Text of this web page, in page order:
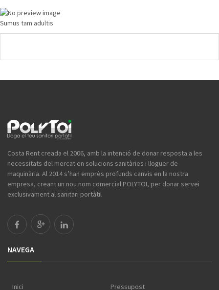
Sumus tam adultis
Costa Rent creada el 2006, amb la intenció de donar resposta a les
necessitats del mercat en solucions sanitàries i lloguer de
maquinària. Al 2014 s’han emprès profunds canvis en la nostra
empresa, creant un nou nom comercial POLYTOI, per donar servei
exclusivament al sanitari portàtil
NAVEGA
Inici
Pressupost